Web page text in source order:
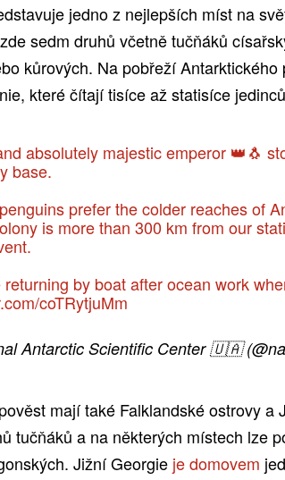
jedno z nejlepších míst na
sedm druhů včetně tučňáků
kůrových. Na pobřeží
které čítají tisíce až statisíce
absolutely majestic emperor 👑🐧
base.
prefer the colder reaches of
is more than 300 km from our
returning by boat after ocean work
coTRytjuMm
Antarctic Scientific Center 🇺🇦
mají také Falklandské ostrovy a
tučňáků a na některých místech lze
Jižní Georgie je domovem